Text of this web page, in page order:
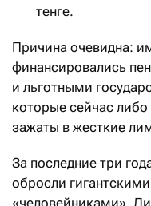
тенге.
Причина очевидна:
финансировались
и льготными
которые сейчас
зажаты в жесткие
За последние три
обросли
«человейниками».